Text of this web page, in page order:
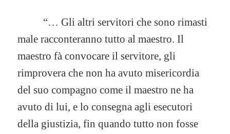
“… Gli altri servitori che sono rimasti
male racconteranno tutto al maestro. Il
maestro fà convocare il servitore, gli
rimprovera che non ha avuto misericordia
del suo compagno come il maestro ne ha
avuto di lui, e lo consegna agli esecutori
della giustizia, fin quando tutto non fosse